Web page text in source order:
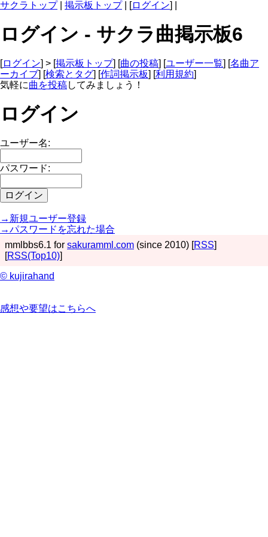
サクラトップ| 掲示板トップ| [ログイン] |
ログイン - サクラ曲掲示板6
[ログイン] > [掲示板トップ] [曲の投稿] [ユーザー一覧] [名曲ア
ーカイブ] [検索とタグ] [作詞掲示板] [利用規約]
気軽に曲を投稿してみましょう！
ログイン
ユーザー名:
パスワード:
→新規ユーザー登録
→パスワードを忘れた場合
mmlbbs6.1 for sakuramml.com (since 2010) [RSS]
[RSS(Top10)]
© kujirahand
感想や要望はこちらへ